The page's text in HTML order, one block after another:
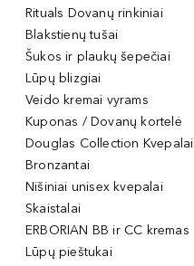
Rituals Dovanų rinkiniai
Blakstienų tušai
Šukos ir plaukų šepečiai
Lūpų blizgiai
Veido kremai vyrams
Kuponas / Dovanų kortelė
Douglas Collection Kvepalai
Bronzantai
Nišiniai unisex kvepalai
Skaistalai
ERBORIAN BB ir CC kremas
Lūpų pieštukai